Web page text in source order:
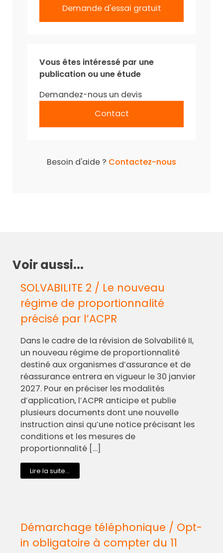
Demande d'essai gratuit
Vous êtes intéressé par une
publication ou une étude
Demandez-nous un devis
Contact
Besoin d'aide ? Contactez-nous
Voir aussi...
SOLVABILITE 2 / Le nouveau
régime de proportionnalité
précisé par l’ACPR
Dans le cadre de la révision de Solvabilité II,
un nouveau régime de proportionnalité
destiné aux organismes d’assurance et de
réassurance entrera en vigueur le 30 janvier
2027. Pour en préciser les modalités
d’application, l’ACPR anticipe et publie
plusieurs documents dont une nouvelle
instruction ainsi qu’une notice précisant les
conditions et les mesures de
proportionnalité […]
Lire la suite...
Démarchage téléphonique / Opt-
in obligatoire à compter du 11